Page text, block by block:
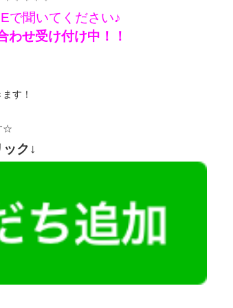
で聞いてください♪
せ受け付け中！！
す！
☆
ク↓